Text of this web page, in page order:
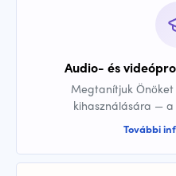
Audio- és
Megtanítjuk
kihasználására —
További